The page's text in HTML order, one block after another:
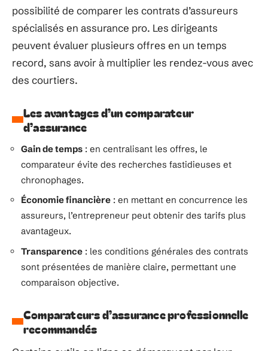
possibilité de comparer les contrats d’assureurs
spécialisés en assurance pro. Les dirigeants
peuvent évaluer plusieurs offres en un temps
record, sans avoir à multiplier les rendez-vous avec
des courtiers.
Les avantages d’un comparateur
d’assurance
Gain de temps : en centralisant les offres, le
comparateur évite des recherches fastidieuses et
chronophages.
Économie financière : en mettant en concurrence les
assureurs, l’entrepreneur peut obtenir des tarifs plus
avantageux.
Transparence : les conditions générales des contrats
sont présentées de manière claire, permettant une
comparaison objective.
Comparateurs d’assurance professionnelle
recommandés